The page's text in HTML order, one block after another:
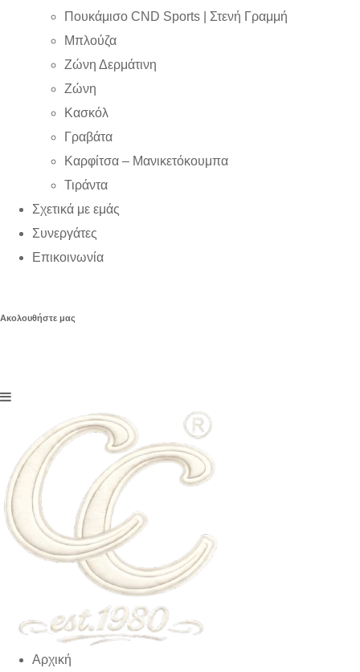
Πουκάμισο CND Sports | Στενή Γραμμή
Μπλούζα
Ζώνη Δερμάτινη
Ζώνη
Κασκόλ
Γραβάτα
Καρφίτσα – Μανικετόκουμπα
Τιράντα
Σχετικά με εμάς
Συνεργάτες
Επικοινωνία
Ακολουθήστε μας
Αρχική